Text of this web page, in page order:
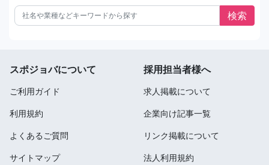
スポジョバについて
ご利用ガイド
利用規約
よくあるご質問
サイトマップ
採用担当者様へ
求人掲載について
企業向け記事一覧
リンク掲載について
法人利用規約